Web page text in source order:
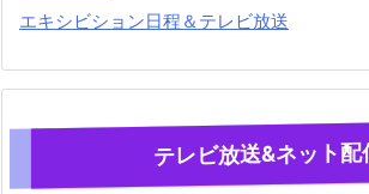
エキシビション日程＆テレビ放送
テレビ放送&ネット配